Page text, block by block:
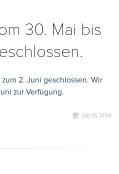
30. Mai bis
2. Juni geschlossen. Wir
zur Verfügung.
28.05.2019